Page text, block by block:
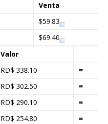
Venta
$59.83
$69.40
Valor
RD$ 338.10
=
RD$ 302.50
=
RD$ 290.10
=
RD$ 254.80
=